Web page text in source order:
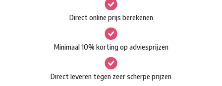
Waar ben je naar op zoek?
gekozen
worden
op
de
productpagina
Direct online prijs berekenen
Minimaal 10% korting op adviesprijzen
Direct leveren tegen zeer scherpe prijzen